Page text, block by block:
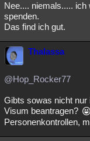
Nee.... niemals.....
spenden.
Das find ich gut.
Thalassa
@Hop_Rocker77
Gibts sowas nicht nur
Visum beantragen?
Personenkontrollen,